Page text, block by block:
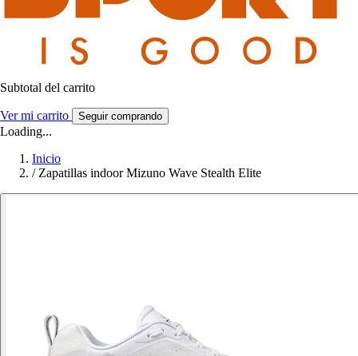
Subtotal del carrito
Ver mi carrito Seguir comprando
Loading...
Inicio
/ Zapatillas indoor Mizuno Wave Stealth Elite